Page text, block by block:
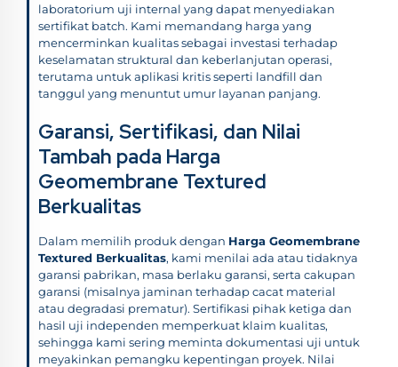
laboratorium uji internal yang dapat menyediakan
sertifikat batch. Kami memandang harga yang
mencerminkan kualitas sebagai investasi terhadap
keselamatan struktural dan keberlanjutan operasi,
terutama untuk aplikasi kritis seperti landfill dan
tanggul yang menuntut umur layanan panjang.
Garansi, Sertifikasi, dan Nilai
Tambah pada Harga
Geomembrane Textured
Berkualitas
Dalam memilih produk dengan Harga Geomembrane
Textured Berkualitas, kami menilai ada atau tidaknya
garansi pabrikan, masa berlaku garansi, serta cakupan
garansi (misalnya jaminan terhadap cacat material
atau degradasi prematur). Sertifikasi pihak ketiga dan
hasil uji independen memperkuat klaim kualitas,
sehingga kami sering meminta dokumentasi uji untuk
meyakinkan pemangku kepentingan proyek. Nilai